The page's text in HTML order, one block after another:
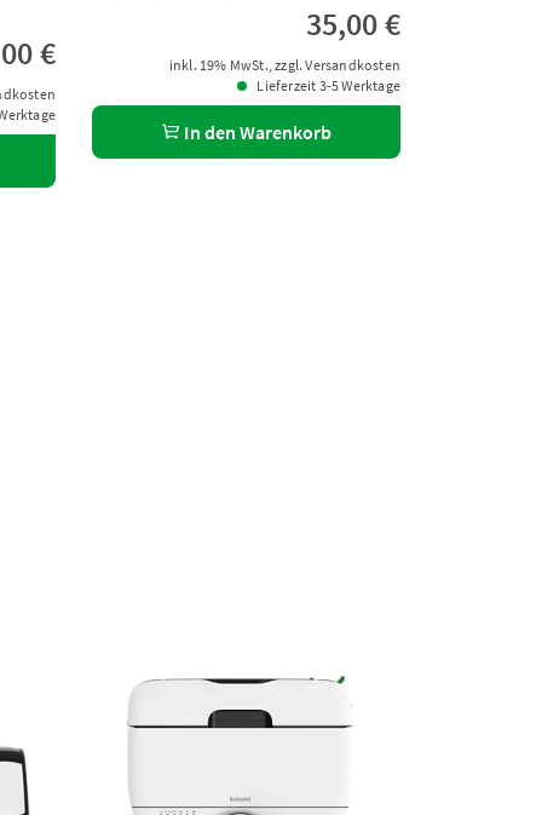
€
35,00 €
inkl. 19% MwSt., zzgl. Versandkosten
Lieferzeit 3-5 Werktage
In den Warenkorb